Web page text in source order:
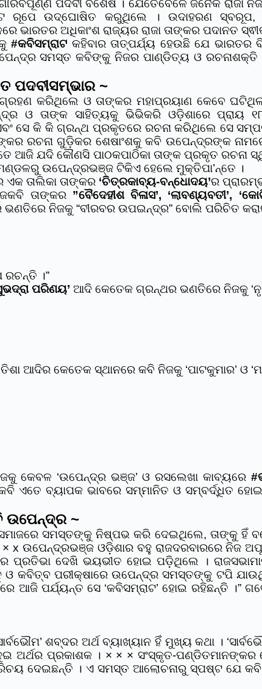
ଗୌରବପୂର୍ଣ୍ଣ ପଦବୀ ବିଶେଷ । ଯେତେବେଳେ ଜନୈକ
ରୂପେ ଉଦ୍‌ଘୋଷିତ କରୁଥିଲେ । ଉଦାହରଣ ସ୍ବରୂପ,
ଭାରତର ଅଧିକାଂଶ ରାଜ୍ୟର ରାଜା ତାଙ୍କର ପଦାନତ
#କବିସମ୍ରାଟ କହିବାର ତାତ୍ପର୍ଯ୍ୟ ହେଉଛି ଯେ
ସମସ୍ତ କବିଙ୍କୁ ନିଜର ପାଣ୍ଡିତ୍ୟ ଓ ରଚନାଶକ୍ତି
ପଦବୀସମ୍ଭାର ~
ଗ୍ରହଣ କରିଥିଲେ ଓ ତାଙ୍କର ମହାପ୍ରୟାଣ କେବେ
ଓ ତାଙ୍କ ସାହିତ୍ୟକୁ ଭିଭିକରି ଓଡ଼ିଶାରେ ପ୍ରାୟ
ସେ କି କି ଗ୍ରନ୍ଥ ପ୍ରକୃତରେ ରଚନା କରିଥିଲେ ସେ
ରଚନା ଗୁଡ଼ିକର ଶେଷାଂଶକୁ କବି ଉପେନ୍ଦ୍ରଙ୍କ
ଆଜି ଯଦି କୌଣସି ପାଠକପାଠିକା ତାଙ୍କ ପ୍ରକୃତ ରଚନା
ଉପେନ୍ଦ୍ରଭଞ୍ଜ ଟିକିଏ ହେଲେ ମୁକ୍ତିପା’ନ୍ତେ ।
ତାଲିକା ତାଙ୍କର ‘ଚିତ୍ରକାବ୍ୟ-ବନ୍ଧୋଦୟ’ର
ତାଙ୍କର ”ବୈଦେହୀଶ ବିଳାସ’, ‘ଲାବଣ୍ୟବତୀ’,
ନିଜକୁ “ବୀରବର ଉପଇନ୍ଦ୍ର” ବୋଲି ପରିଚିତ
।”
ପରିଣୟ’ ଆଦି କେତେକ ଗ୍ରନ୍ଥର ଭଣତିରେ ନିଜକୁ
ଆଦିର କେତେକ ସ୍ଥାନରେ କବି ନିଜକୁ ‘ପାଟକୁମାର’ ଓ
କେବଳ ‘ଉପେନ୍ଦ୍ର ଭଞ୍ଜ’ ଓ ରସଲେଖା କାବ୍ୟରେ
ବ୍ୟାପକ ଭାବରେ ସମ୍ମାନିତ ଓ ସମ୍ବର୍ଦ୍ଧିତ
~
ସମସ୍ତଙ୍କୁ ନିଷ୍ପଭ କରି ଦେଇଥିଲେ, ତାଙ୍କୁ ହିଁ
× x ଉପେନ୍ଦ୍ରଭଞ୍ଜ ଓଡ଼ିଶାର ବହୁ ରାଜଦରବାରରେ ନିଜ
ପ୍ରତିଭା ଦେଖି ଭୟଭୀତ ହୋଇ ପଡ଼ିଥିଲେ ।
ଓ କବିତ୍ବ ପରୀକ୍ଷାରେ ଉପେନ୍ଦ୍ର ସମସ୍ତଙ୍କୁ ଟପି
ଆଜି ପର୍ଯ୍ୟନ୍ତ ସେ ‘କବିସମ୍ରାଟ’ ହୋଇ ରହିଛନ୍ତି
ଶବ୍ଦର ଅର୍ଥ ବ୍ୟାଖ୍ୟାନ ହିଁ ମୁଖ୍ୟ କଥା ।
ଦୁଇ ଅର୍ଥର ପ୍ରକାଶକ । × × × ସଂସ୍କୃତ-
ଦେଇଛନ୍ତି । ଏ ସମସ୍ତ ଆଲୋଚନାରୁ ସ୍ପଷ୍ଟ ଯେ କବି